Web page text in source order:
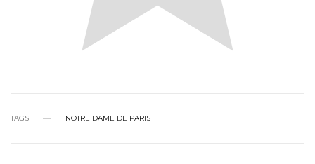
TAGS NOTRE DAME DE PARIS